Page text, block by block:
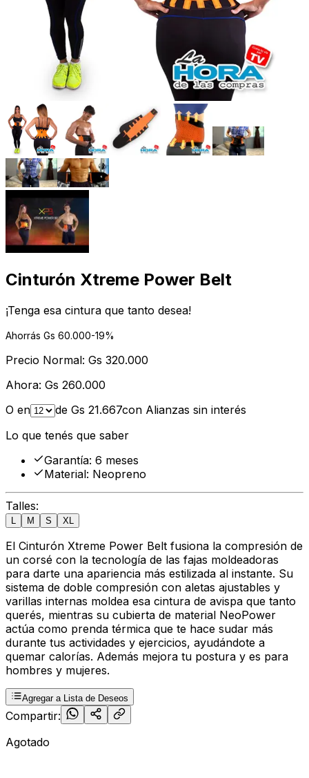
Cinturón Xtreme Power Belt
¡Tenga esa cintura que tanto desea!
Ahorrás Gs 60.000-19%
Precio Normal: Gs 320.000
Ahora: Gs 260.000
O en
de Gs 21.667con Alianzas sin interés
Lo que tenés que saber
Garantía: 6 meses
Material: Neopreno
Talles:
L M S XL
El Cinturón Xtreme Power Belt fusiona la compresión de
un corsé con la tecnología de las fajas moldeadoras
para darte una apariencia más estilizada al instante. Su
sistema de doble compresión con aletas ajustables y
varillas internas moldea esa cintura de avispa que tanto
querés, mientras su cubierta de material NeoPower
actúa como prenda térmica que te hace sudar más
durante tus actividades y ejercicios, ayudándote a
quemar calorías. Además mejora tu postura y es para
hombres y mujeres.
Agregar a Lista de Deseos
Compartir:
Agotado